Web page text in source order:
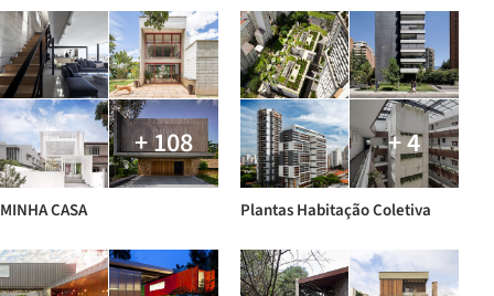
+ 108
MINHA CASA
+ 4
Plantas Habitação Coletiva